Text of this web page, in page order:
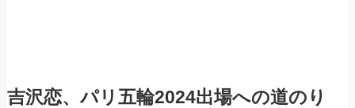
吉沢恋、パリ五輪2024出場への道のり